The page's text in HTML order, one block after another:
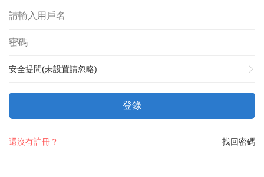
安全提問(未設置請忽略)
登錄
找回密碼
還沒有註冊？